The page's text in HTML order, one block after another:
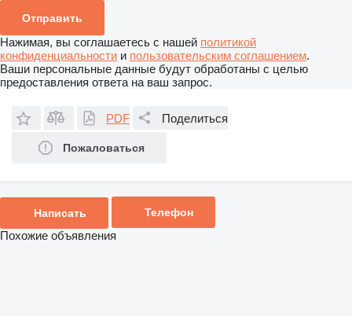
Нажимая, вы соглашаетесь с нашей политикой
конфиденциальности и пользовательским соглашением.
Ваши персональные данные будут обработаны с целью
предоставления ответа на ваш запрос.
PDF Поделиться
Пожаловаться
Написать Телефон
Похожие объявления